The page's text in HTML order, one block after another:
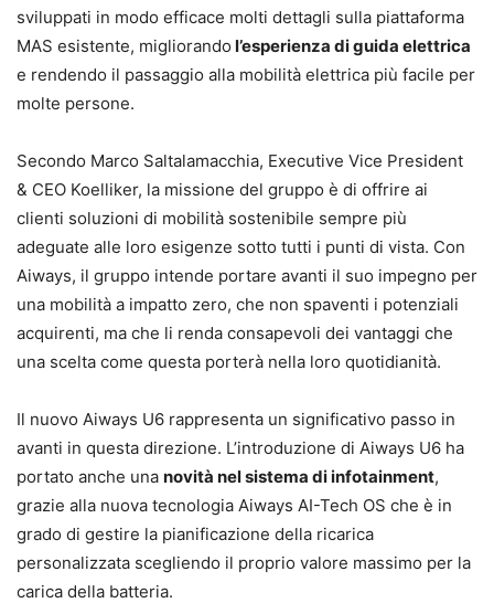
sviluppati in modo efficace molti dettagli sulla piattaforma
MAS esistente, migliorando l’esperienza di guida elettrica
e rendendo il passaggio alla mobilità elettrica più facile per
molte persone.
Secondo Marco Saltalamacchia, Executive Vice President
& CEO Koelliker, la missione del gruppo è di offrire ai
clienti soluzioni di mobilità sostenibile sempre più
adeguate alle loro esigenze sotto tutti i punti di vista. Con
Aiways, il gruppo intende portare avanti il suo impegno per
una mobilità a impatto zero, che non spaventi i potenziali
acquirenti, ma che li renda consapevoli dei vantaggi che
una scelta come questa porterà nella loro quotidianità.
Il nuovo Aiways U6 rappresenta un significativo passo in
avanti in questa direzione. L’introduzione di Aiways U6 ha
portato anche una novità nel sistema di infotainment,
grazie alla nuova tecnologia Aiways AI-Tech OS che è in
grado di gestire la pianificazione della ricarica
personalizzata scegliendo il proprio valore massimo per la
carica della batteria.